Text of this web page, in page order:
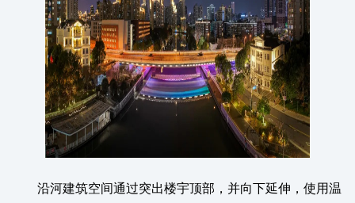
沿河建筑空间通过突出楼宇顶部，并向下延伸，使用温